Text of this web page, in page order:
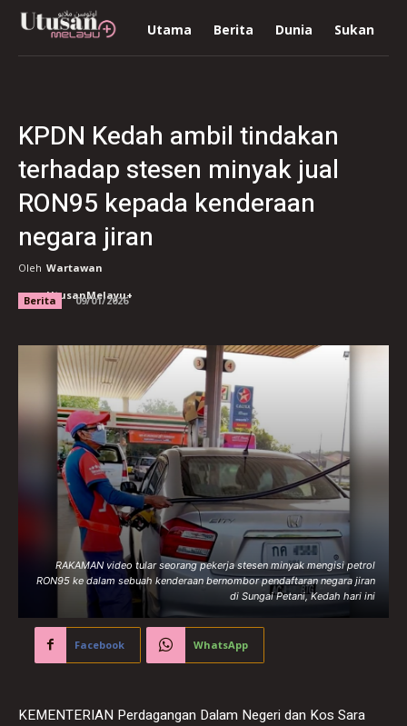
Utama Berita Dunia Sukan
KPDN Kedah ambil tindakan
terhadap stesen minyak jual
RON95 kepada kenderaan
negara jiran
Oleh Wartawan
UtusanMelayu+
Berita 09/01/2026
RAKAMAN video tular seorang pekerja stesen minyak mengisi petrol
RON95 ke dalam sebuah kenderaan bernombor pendaftaran negara jiran
di Sungai Petani, Kedah hari ini
Facebook WhatsApp
KEMENTERIAN Perdagangan Dalam Negeri dan Kos Sara